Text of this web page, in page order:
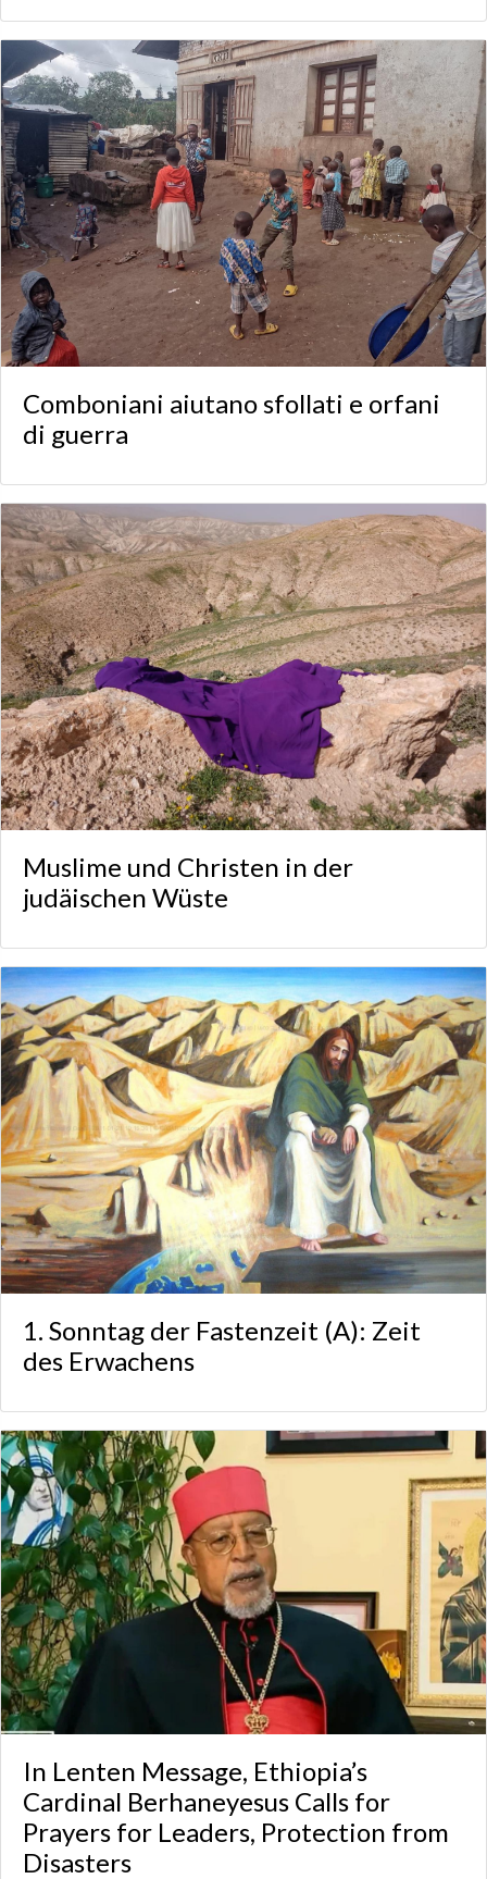
Comboniani aiutano sfollati e orfani
di guerra
Muslime und Christen in der
judäischen Wüste
1. Sonntag der Fastenzeit (A): Zeit
des Erwachens
In Lenten Message, Ethiopia’s
Cardinal Berhaneyesus Calls for
Prayers for Leaders, Protection from
Disasters